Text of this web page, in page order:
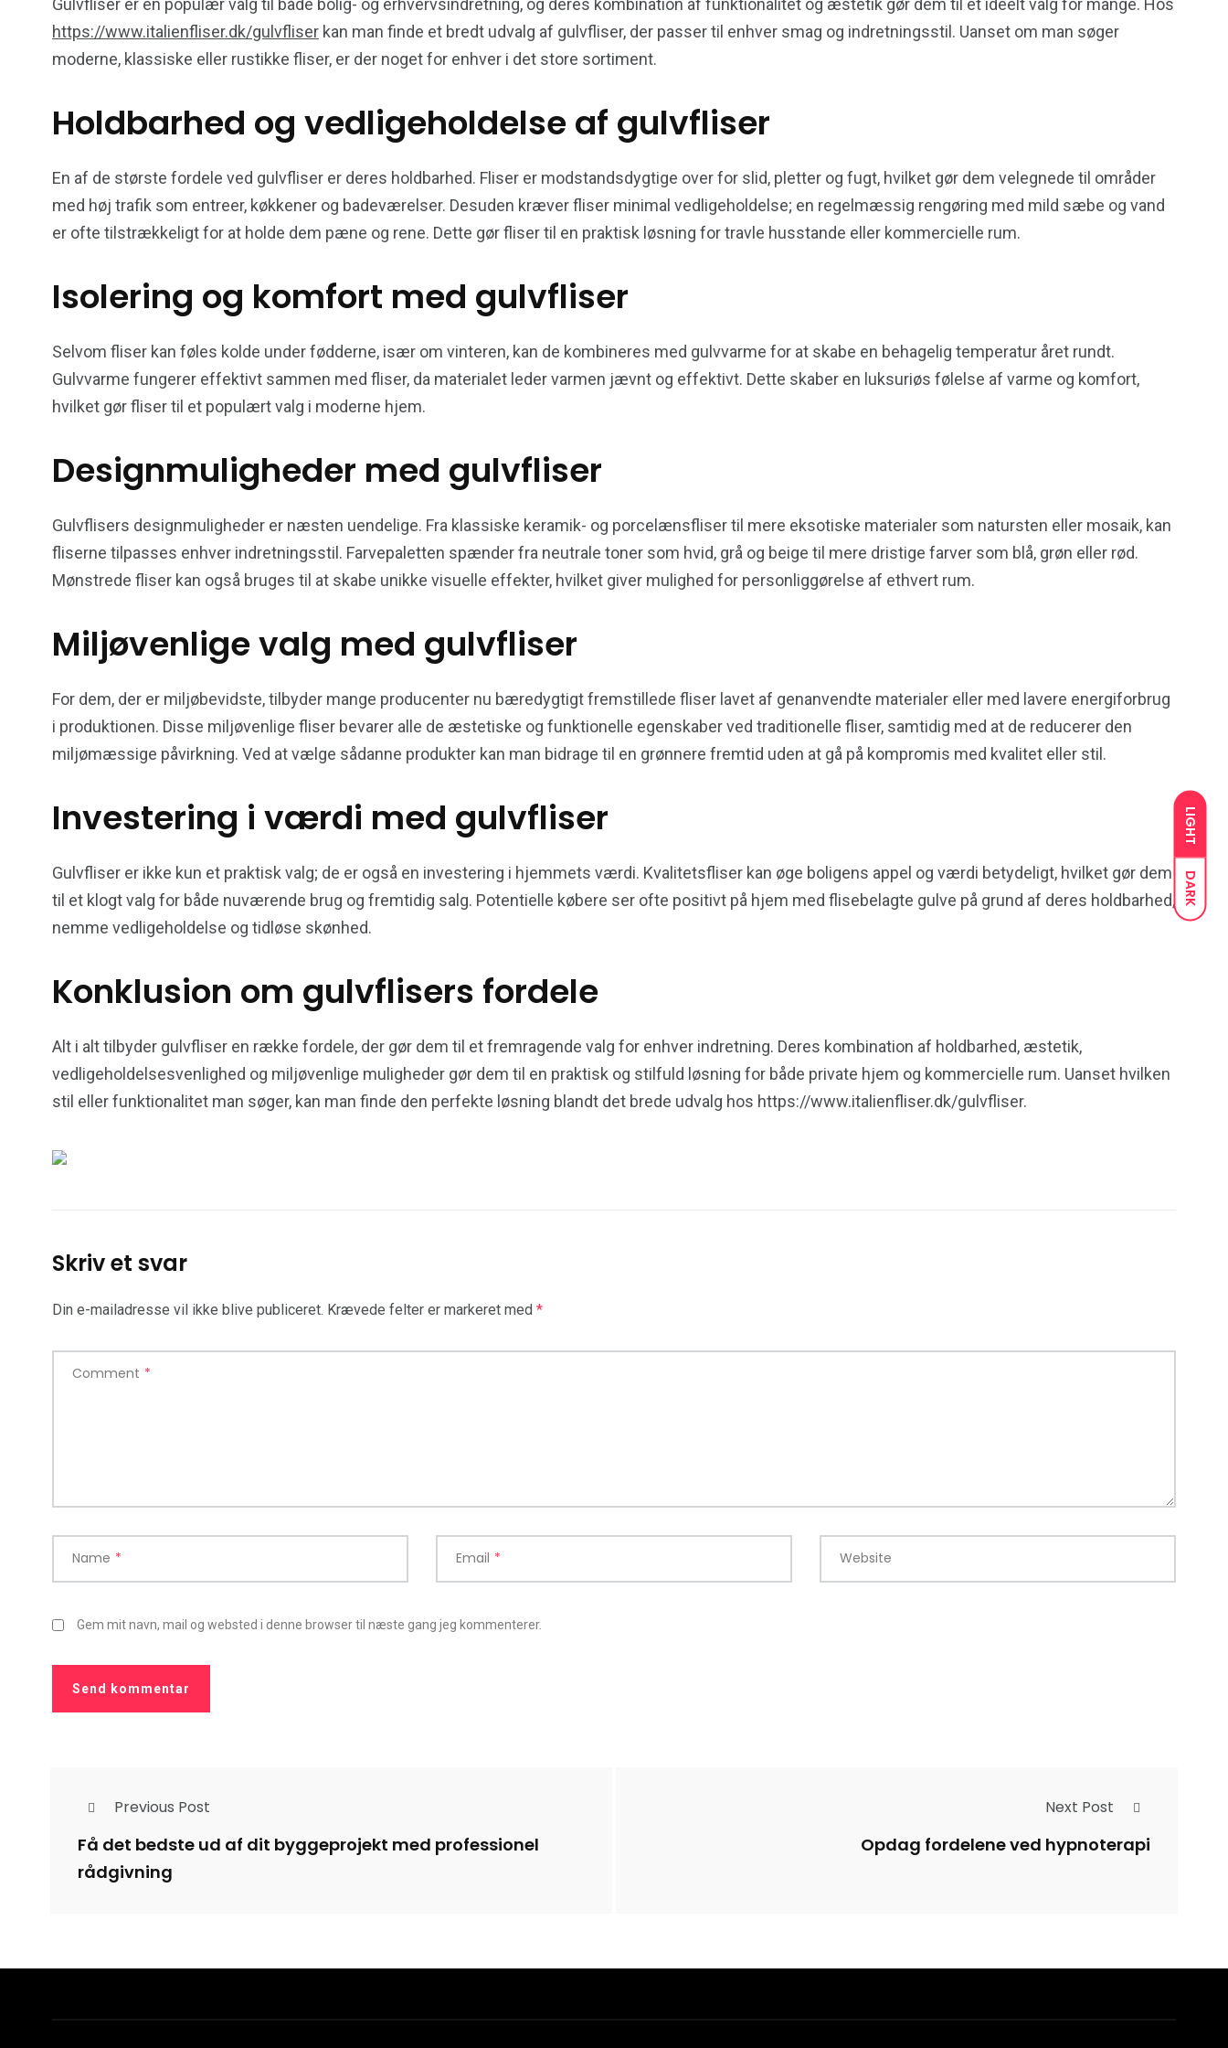
LIGHT
DARK
Gulvfliser er en populær valg til både bolig- og erhvervsindretning, og deres kombination af funktionalitet og æstetik gør dem til et ideelt valg for mange. Hos
https://www.italienfliser.dk/gulvfliser kan man finde et bredt udvalg af gulvfliser, der passer til enhver smag og indretningsstil. Uanset om man søger
moderne, klassiske eller rustikke fliser, er der noget for enhver i det store sortiment.
Holdbarhed og vedligeholdelse af gulvfliser
En af de største fordele ved gulvfliser er deres holdbarhed. Fliser er modstandsdygtige over for slid, pletter og fugt, hvilket gør dem velegnede til områder
med høj trafik som entreer, køkkener og badeværelser. Desuden kræver fliser minimal vedligeholdelse; en regelmæssig rengøring med mild sæbe og vand
er ofte tilstrækkeligt for at holde dem pæne og rene. Dette gør fliser til en praktisk løsning for travle husstande eller kommercielle rum.
Isolering og komfort med gulvfliser
Selvom fliser kan føles kolde under fødderne, især om vinteren, kan de kombineres med gulvvarme for at skabe en behagelig temperatur året rundt.
Gulvvarme fungerer effektivt sammen med fliser, da materialet leder varmen jævnt og effektivt. Dette skaber en luksuriøs følelse af varme og komfort,
hvilket gør fliser til et populært valg i moderne hjem.
Designmuligheder med gulvfliser
Gulvflisers designmuligheder er næsten uendelige. Fra klassiske keramik- og porcelænsfliser til mere eksotiske materialer som natursten eller mosaik, kan
fliserne tilpasses enhver indretningsstil. Farvepaletten spænder fra neutrale toner som hvid, grå og beige til mere dristige farver som blå, grøn eller rød.
Mønstrede fliser kan også bruges til at skabe unikke visuelle effekter, hvilket giver mulighed for personliggørelse af ethvert rum.
Miljøvenlige valg med gulvfliser
For dem, der er miljøbevidste, tilbyder mange producenter nu bæredygtigt fremstillede fliser lavet af genanvendte materialer eller med lavere energiforbrug
i produktionen. Disse miljøvenlige fliser bevarer alle de æstetiske og funktionelle egenskaber ved traditionelle fliser, samtidig med at de reducerer den
miljømæssige påvirkning. Ved at vælge sådanne produkter kan man bidrage til en grønnere fremtid uden at gå på kompromis med kvalitet eller stil.
Investering i værdi med gulvfliser
Gulvfliser er ikke kun et praktisk valg; de er også en investering i hjemmets værdi. Kvalitetsfliser kan øge boligens appel og værdi betydeligt, hvilket gør dem
til et klogt valg for både nuværende brug og fremtidig salg. Potentielle købere ser ofte positivt på hjem med flisebelagte gulve på grund af deres holdbarhed,
nemme vedligeholdelse og tidløse skønhed.
Konklusion om gulvflisers fordele
Alt i alt tilbyder gulvfliser en række fordele, der gør dem til et fremragende valg for enhver indretning. Deres kombination af holdbarhed, æstetik,
vedligeholdelsesvenlighed og miljøvenlige muligheder gør dem til en praktisk og stilfuld løsning for både private hjem og kommercielle rum. Uanset hvilken
stil eller funktionalitet man søger, kan man finde den perfekte løsning blandt det brede udvalg hos https://www.italienfliser.dk/gulvfliser.
Skriv et svar
Din e-mailadresse vil ikke blive publiceret. Krævede felter er markeret med *
Comment *
Name * Email * Website
Gem mit navn, mail og websted i denne browser til næste gang jeg kommenterer.
Previous Post
Få det bedste ud af dit byggeprojekt med professionel
rådgivning
Next Post
Opdag fordelene ved hypnoterapi